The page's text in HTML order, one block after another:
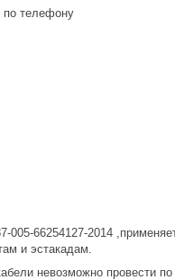
по телефону
66254127-2014
и эстакадам.
невозможно провести